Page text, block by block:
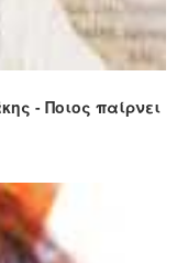
- Ποιος παίρνει